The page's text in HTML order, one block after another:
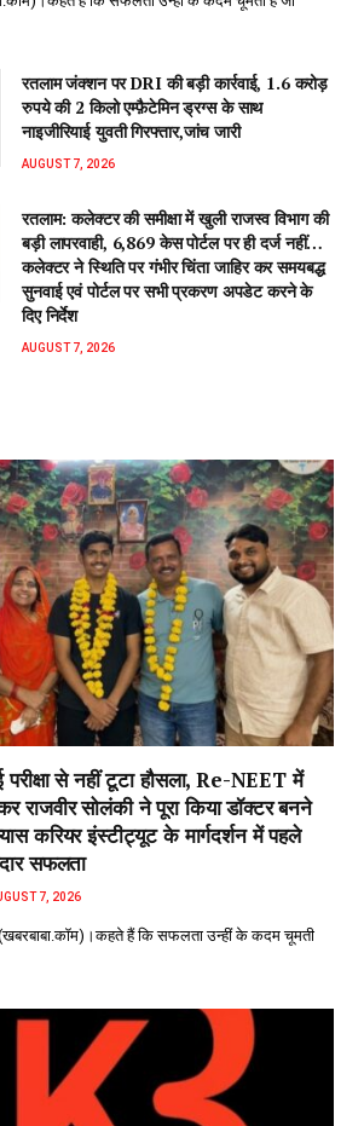
रतलाम जंक्शन पर DRI की बड़ी कार्रवाई, 1.6 करोड़
रुपये की 2 किलो एम्फ़ैटेमिन ड्रग्स के साथ
नाइजीरियाई युवती गिरफ्तार,जांच जारी
AUGUST 7, 2026
रतलाम: कलेक्टर की समीक्षा में खुली राजस्व विभाग की
बड़ी लापरवाही, 6,869 केस पोर्टल पर ही दर्ज नहीं…
कलेक्टर ने स्थिति पर गंभीर चिंता जाहिर कर समयबद्ध
सुनवाई एवं पोर्टल पर सभी प्रकरण अपडेट करने के
दिए निर्देश
AUGUST 7, 2026
परीक्षा से नहीं टूटा हौसला, Re-NEET में
राजवीर सोलंकी ने पूरा किया डॉक्टर बनने
करियर इंस्टीट्यूट के मार्गदर्शन में पहले
सफलता
7, 2026
हैं कि सफलता उन्हीं के कदम चूमती